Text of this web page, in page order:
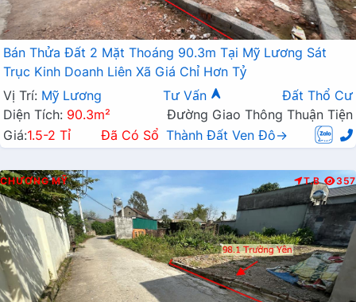
Bán Thửa Đất 2 Mặt Thoáng 90.3m Tại Mỹ Lương Sát
Trục Kinh Doanh Liên Xã Giá Chỉ Hơn Tỷ
Vị Trí: Mỹ Lương Tư Vấn
Đất Thổ Cư
Diện Tích: 90.3m²
Đường Giao Thông Thuận Tiện
Giá:1.5-2 Tỉ Đã Có Sổ Thành Đất Ven Đô→
CHƯƠNG MỸ T.B 357